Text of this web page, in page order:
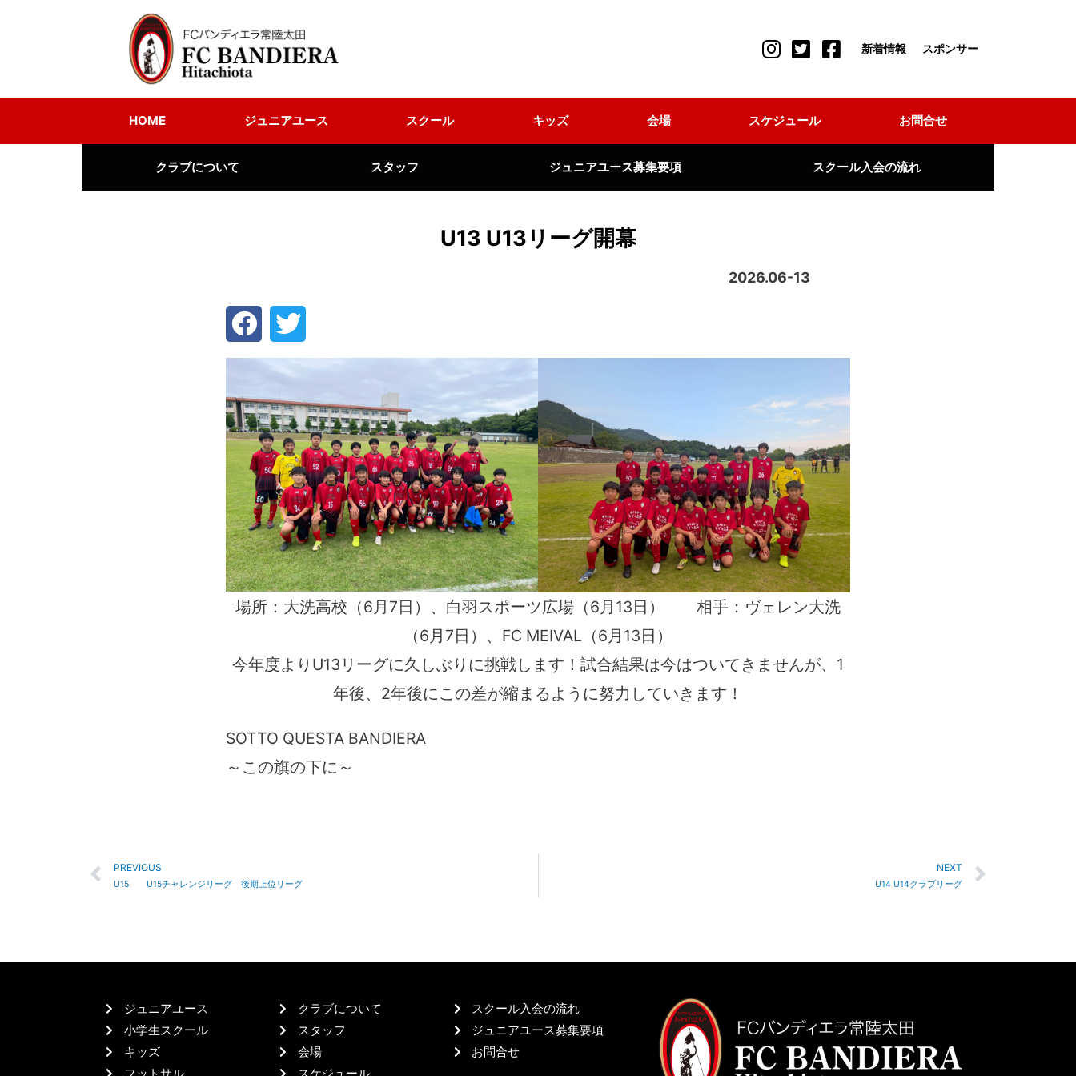
新着情報 スポンサー
HOME ジュニアユース スクール キッズ 会場 スケジュール お問合せ
クラブについて スタッフ ジュニアユース募集要項 スクール入会の流れ
U13 U13リーグ開幕
2026.06-13
場所：大洗高校（6月7日）、白羽スポーツ広場（6月13日） 相手：ヴェレン大洗
（6月7日）、FC MEIVAL（6月13日）
今年度よりU13リーグに久しぶりに挑戦します！試合結果は今はついてきませんが、1
年後、2年後にこの差が縮まるように努力していきます！
SOTTO QUESTA BANDIERA
～この旗の下に～
PREVIOUS
U15 U15チャレンジリーグ 後期上位リーグ
NEXT
U14 U14クラブリーグ
ジュニアユース
小学生スクール
キッズ
クラブについて
スタッフ
会場
スクール入会の流れ
ジュニアユース募集要項
お問合せ